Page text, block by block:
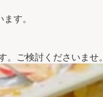
す。
ご検討くださいませ。